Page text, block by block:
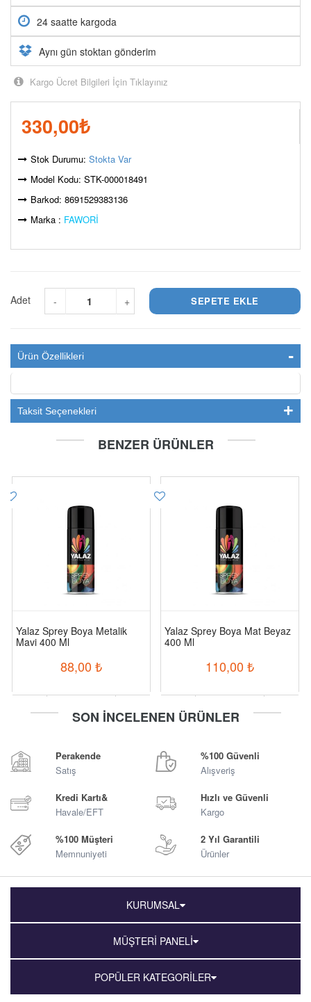
24 saatte kargoda
Aynı gün stoktan gönderim
Kargo Ücret Bilgileri İçin Tıklayınız
330,00₺
Stok Durumu: Stokta Var
Model Kodu: STK-000018491
Barkod: 8691529383136
Marka : FAWORİ
Adet +
-
Ürün Özellikleri
Taksit Seçenekleri
BENZER ÜRÜNLER
Yalaz Sprey Boya Metalik
Mavi 400 Ml
88,00 ₺
Yalaz Sprey Boya Mat Beyaz
400 Ml
110,00 ₺
SON İNCELENEN ÜRÜNLER
Perakende
Satış
%100 Güvenli
Alışveriş
Kredi Kartı&
Havale/EFT
Hızlı ve Güvenli
Kargo
%100 Müşteri
Memnuniyeti
2 Yıl Garantili
Ürünler
KURUMSAL
MÜŞTERİ PANELİ
POPÜLER KATEGORİLER